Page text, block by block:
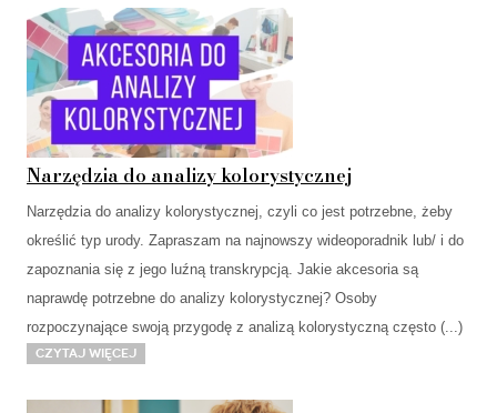
Narzędzia do analizy kolorystycznej
Narzędzia do analizy kolorystycznej, czyli co jest potrzebne, żeby
określić typ urody. Zapraszam na najnowszy wideoporadnik lub/ i do
zapoznania się z jego luźną transkrypcją. Jakie akcesoria są
naprawdę potrzebne do analizy kolorystycznej? Osoby
rozpoczynające swoją przygodę z analizą kolorystyczną często (...)
Czytaj więcej